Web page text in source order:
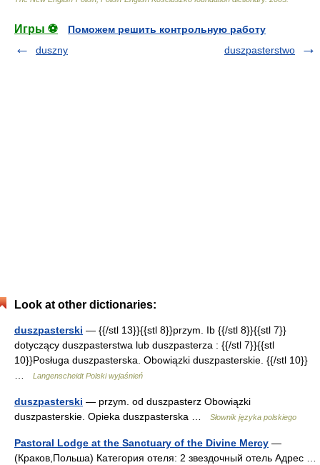
Игры ⚽
Поможем решить контрольную работу
duszny
duszpasterstwo
Look at other dictionaries:
duszpasterski — {{/stl 13}}{{stl 8}}przym. Ib {{/stl 8}}{{stl 7}}
dotyczący duszpasterstwa lub duszpasterza : {{/stl 7}}{{stl
10}}Posługa duszpasterska. Obowiązki duszpasterskie. {{/stl 10}}
Langenscheidt Polski wyjaśnień
duszpasterski — przym. od duszpasterz Obowiązki
duszpasterskie. Opieka duszpasterska …
Słownik języka polskiego
Pastoral Lodge at the Sanctuary of the Divine Mercy —
(Краков,Польша) Категория отеля: 2 звездочный отель Адрес …